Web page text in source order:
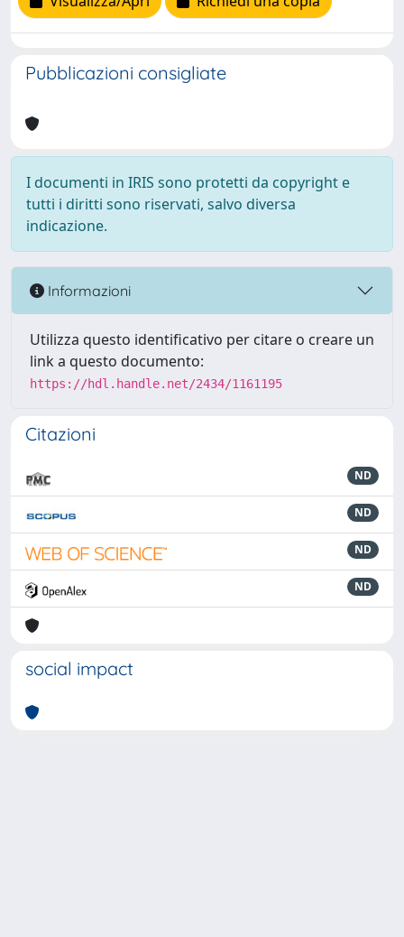
Pubblicazioni consigliate
I documenti in IRIS sono protetti da copyright e
tutti i diritti sono riservati, salvo diversa
indicazione.
Informazioni
Utilizza questo identificativo per citare o creare un
link a questo documento:
https://hdl.handle.net/2434/1161195
Citazioni
ND
ND
ND
ND
social impact